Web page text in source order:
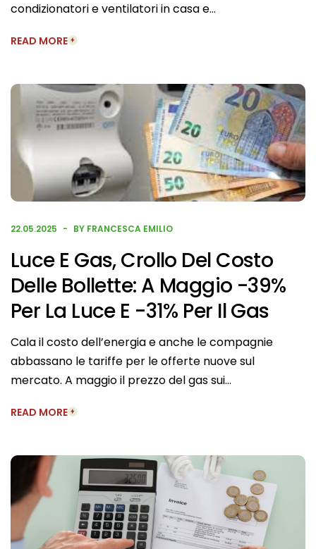
condizionatori e ventilatori in casa e…
READ MORE
22.05.2025 BY FRANCESCA EMILIO
Luce E Gas, Crollo Del Costo
Delle Bollette: A Maggio -39%
Per La Luce E -31% Per Il Gas
Cala il costo dell’energia e anche le compagnie
abbassano le tariffe per le offerte nuove sul
mercato. A maggio il prezzo del gas sui…
READ MORE